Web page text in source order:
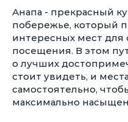
Анапа - прекрасный
побережье, который
интересных мест для
посещения. В этом
о лучших
стоит увидеть, и
самостоятельно,
максимально